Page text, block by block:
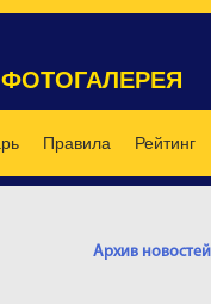
ФОТОГАЛЕРЕЯ
Правила Рейтинг
Архив